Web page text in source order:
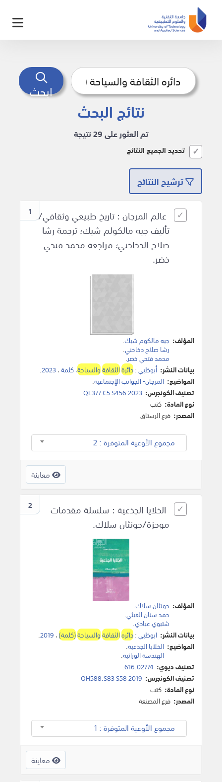
ابحث
نتائج البحث
تم العثور على 29 نتيجة
تحديد الجميع النتائج
ترشيح النتائج
1 عالم المرجان : تاريخ طبيعي وثقافي/
تأليف جيه مالكولم شيك؛ ترجمة رشا
صلاح الدخاخني؛ مراجعة محمد فتحي
خضر.
المؤلف: جيه مالكوم شيك.
رشا صلاح دخاخني.
محمد فتحي خضر.
بيانات النشر: أبوظبي:دائرةالثقافةوالسياحة، كلمة،2023
.
المواضيع: المرجان- الجوانب الإجتماعية.
تصنيف الكونجرس: QL377.C5 S456 2023
نوع المادة: كتب
المصدر: فرع الرستاق
مجموع الأوعية المتوفرة : 2
معاينة
2
الخلايا الجذعية : سلسلة مقدمات
موجزة/جونثان سلاك.
المؤلف: جونثان سلاك.
حمد سنان الغيثي.
شتيوي عبادي.
بيانات النشر: ابوظبي:دائرهالثقافةوالسياحة(كلمة)، 2019
.
المواضيع: الخلايا الجذعية.
الهندسة الوراثية.
تصنيف ديوي: 616.02774.
تصنيف الكونجرس: QH588.S83 S58 2019
نوع المادة: كتب
المصدر: فرع المصنعة
مجموع الأوعية المتوفرة : 1
معاينة